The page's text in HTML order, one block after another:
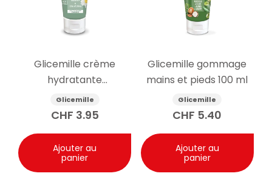
Glicemille crème
hydratante
antibactérienne pour
les mains 100ml
Glicemille
CHF 3.95
Ajouter au
panier
Glicemille gommage
mains et pieds 100 ml
Glicemille
CHF 5.40
Ajouter au
panier